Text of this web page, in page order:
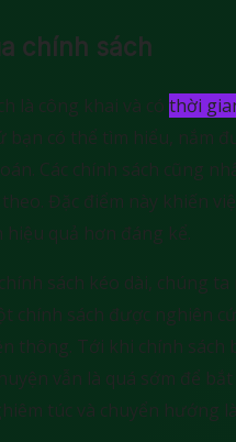
chính sách
là công khai và có thời
bạn có thể tìm hiểu, nắm
Các chính sách cũng
Đặc điểm này khiến
hiệu quả hơn đáng kể.
sách kéo dài, chúng ta
chính sách được nghiên
thông. Tới khi chính sách
vẫn là quá sớm để bắt
túc và chuyển hướng